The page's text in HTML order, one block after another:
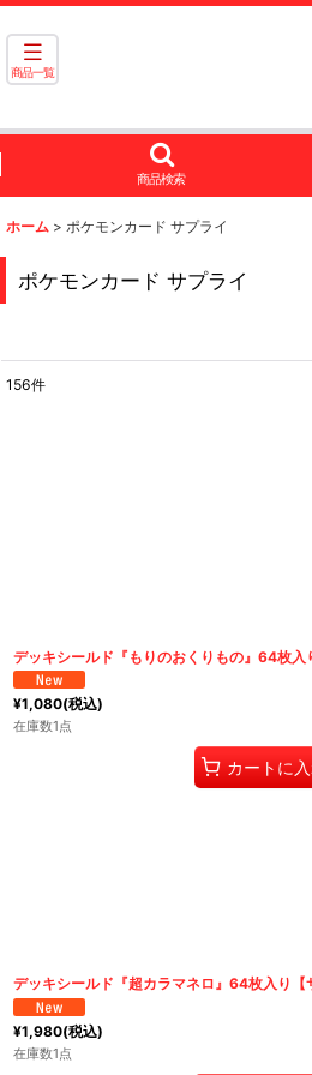
商品一覧
商品検索
ホーム > ポケモンカード サプライ
ポケモンカード サプライ
156件
デッキシールド『もりのおくりもの』64枚入
¥1,080(税込)
在庫数1点
カートに
デッキシールド『超カラマネロ』64枚入り【
¥1,980(税込)
在庫数1点